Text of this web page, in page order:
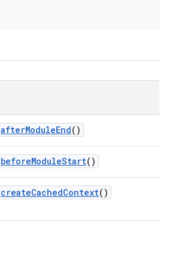
afterModuleEnd()
beforeModuleStart()
createCachedContext()